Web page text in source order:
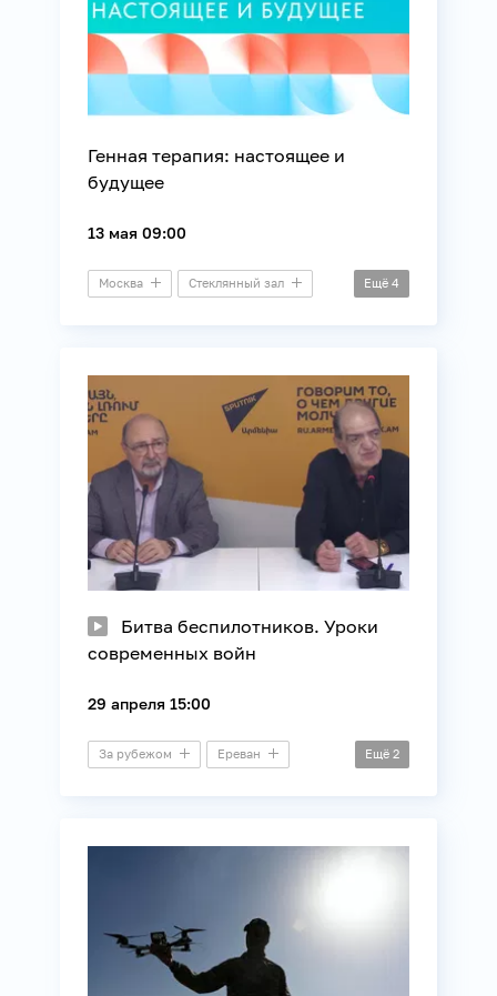
Генная терапия: настоящее и
будущее
13 мая 09:00
Москва Стеклянный зал Ещё 4
Битва беспилотников. Уроки
современных войн
29 апреля 15:00
За рубежом Ереван Ещё 2